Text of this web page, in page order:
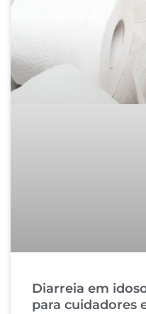
Diarreia em
para cuidadores